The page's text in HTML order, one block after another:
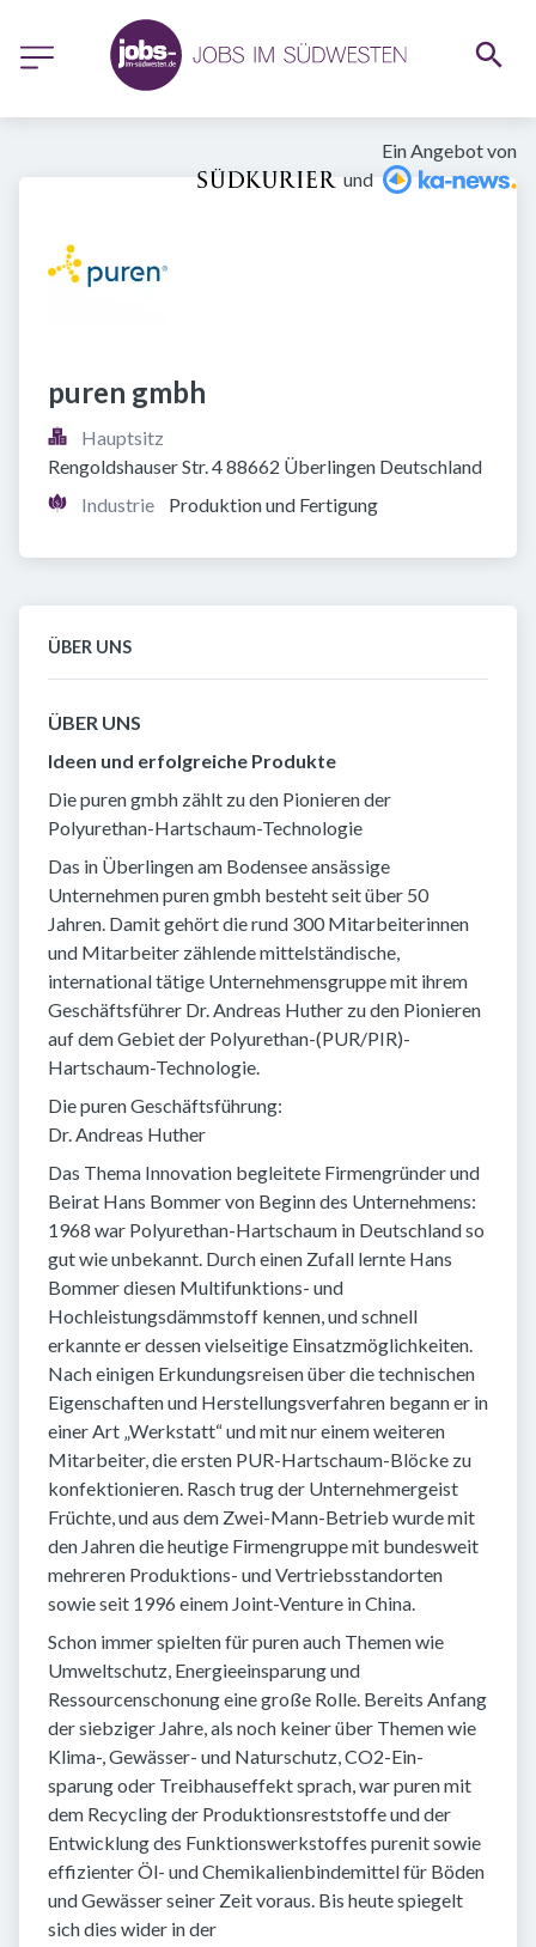
Ein Angebot von
und
puren gmbh
Hauptsitz
Rengoldshauser Str. 4 88662 Überlingen Deutschland
Industrie
Produktion und Fertigung
ÜBER UNS
ÜBER UNS
Ideen und erfolgreiche Produkte
Die puren gmbh zählt zu den Pionieren der
Polyurethan-Hartschaum-Technologie
Das in Überlingen am Bodensee ansässige
Unternehmen puren gmbh besteht seit über 50
Jahren. Damit gehört die rund 300 Mitarbeiterinnen
und Mitarbeiter zählende mittelständische,
international tätige Unternehmensgruppe mit ihrem
Geschäftsführer Dr. Andreas Huther zu den Pionieren
auf dem Gebiet der Polyurethan-(PUR/PIR)-
Hartschaum-Technologie.
Die puren Geschäftsführung:
Dr. Andreas Huther
Das Thema Innovation begleitete Firmengründer und
Beirat Hans Bommer von Beginn des Unternehmens:
1968 war Polyurethan-Hartschaum in Deutschland so
gut wie unbekannt. Durch einen Zufall lernte Hans
Bommer diesen Multifunktions- und
Hochleistungsdämmstoff kennen, und schnell
erkannte er dessen vielseitige Einsatzmöglichkeiten.
Nach einigen Erkundungsreisen über die technischen
Eigenschaften und Herstellungsverfahren begann er in
einer Art „Werkstatt“ und mit nur einem weiteren
Mitarbeiter, die ersten PUR-Hartschaum-Blöcke zu
konfektionieren. Rasch trug der Unternehmergeist
Früchte, und aus dem Zwei-Mann-Betrieb wurde mit
den Jahren die heutige Firmengruppe mit bundesweit
mehreren Produktions- und Vertriebsstandorten
sowie seit 1996 einem Joint-Venture in China.
Schon immer spielten für puren auch Themen wie
Umweltschutz, Energieeinsparung und
Ressourcenschonung eine große Rolle. Bereits Anfang
der siebziger Jahre, als noch keiner über Themen wie
Klima-, Gewässer- und Naturschutz, CO2-Ein-
sparung oder Treibhauseffekt sprach, war puren mit
dem Recycling der Produktionsreststoffe und der
Entwicklung des Funktionswerkstoffes purenit sowie
effizienter Öl- und Chemikalienbindemittel für Böden
und Gewässer seiner Zeit voraus. Bis heute spiegelt
sich dies wider in der